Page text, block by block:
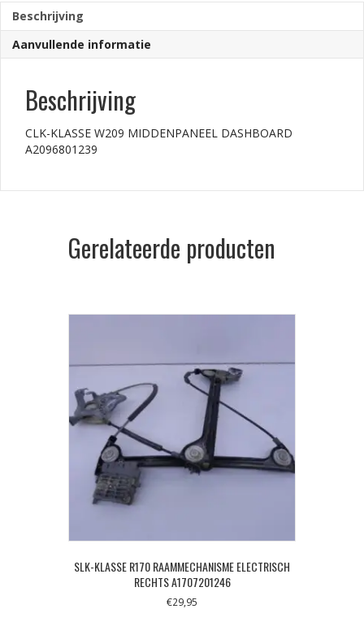
Beschrijving
Aanvullende informatie
Beschrijving
CLK-KLASSE W209 MIDDENPANEEL DASHBOARD
A2096801239
Gerelateerde producten
SLK-KLASSE R170 RAAMMECHANISME ELECTRISCH
RECHTS A1707201246
€29,95